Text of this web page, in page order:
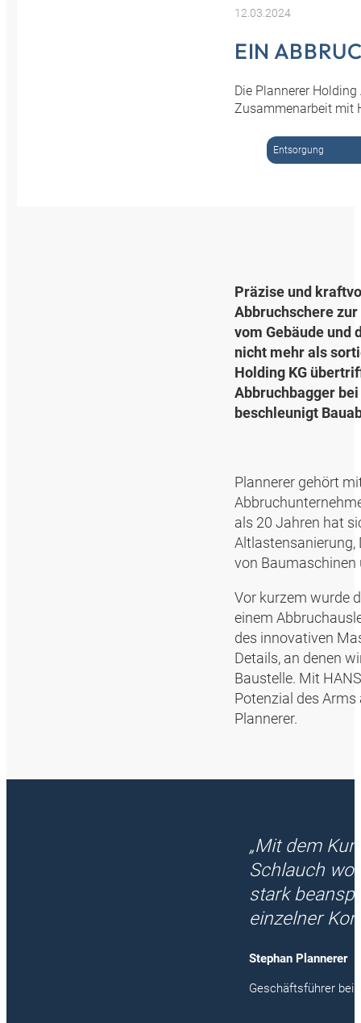
12.03.2024
EIN
Die Plannerer
Zusammenarbeit mit
Entsorgung
Präzise und
Abbruchschere
vom Gebäude und
nicht mehr als
Holding KG
Abbruchbagger
beschleunigt
Plannerer gehört
als 20 Jahren hat
von Baumaschinen
Vor kurzem wurde
einem
des innovativen
Details, an denen
Baustelle. Mit
Potenzial des Arms
Plannerer.
„Mit dem
Schlauch
stark
einzelner
Stephan Plannerer
Geschäftsführer bei